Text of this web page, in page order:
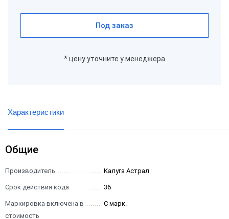
Под заказ
* цену уточните у менеджера
Характеристики
Общие
Производитель Калуга Астрал
Срок действия кода 36
Маркировка включена в
стоимость
С марк.